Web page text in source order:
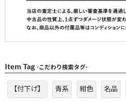
Item Tag -こだわり検索タグ-
【付下げ】 青系 紺色 名品